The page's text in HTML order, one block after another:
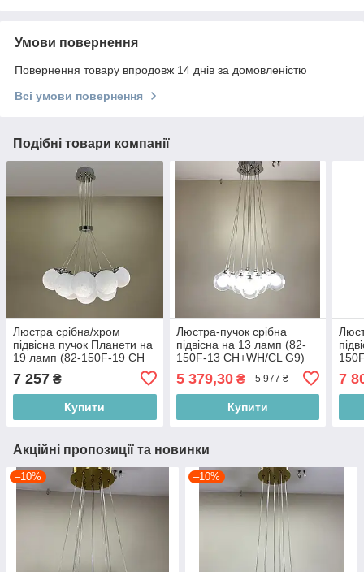
Умови повернення
Повернення товару впродовж 14 днів за домовленістю
Всі умови повернення
Подібні товари компанії
Люстра срібна/хром
підвісна пучок Планети на
19 ламп (82-150F-19 CH
7 257 ₴
Купити
Люстра-пучок срібна
підвісна на 13 ламп (82-
150F-13 CH+WH/CL G9)
5 379,30₴ 5 977 ₴
Купити
7
Акційні пропозиції та новинки
–10% –10%